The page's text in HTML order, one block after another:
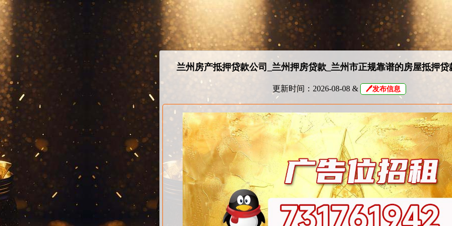
兰州房产抵押贷款公司_兰州押房贷款_兰州市正规靠谱的房屋抵押贷
更新时间：2026-08-08 & 🖊发布信息